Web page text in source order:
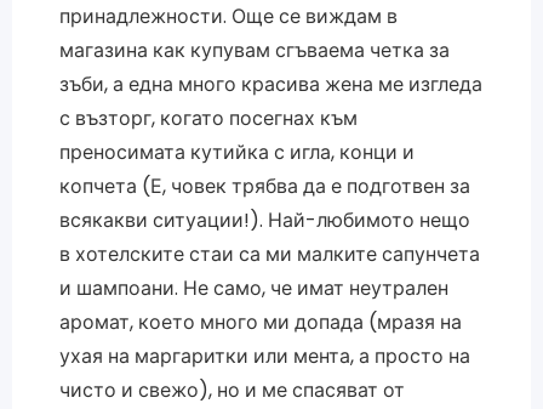
принадлежности. Още се виждам в
магазина как купувам сгъваема четка за
зъби, а една много красива жена ме изгледа
с възторг, когато посегнах към
преносимата кутийка с игла, конци и
копчета (Е, човек трябва да е подготвен за
всякакви ситуации!). Най-любимото нещо
в хотелските стаи са ми малките сапунчета
и шампоани. Не само, че имат неутрален
аромат, което много ми допада (мразя на
ухая на маргаритки или мента, а просто на
чисто и свежо), но и ме спасяват от